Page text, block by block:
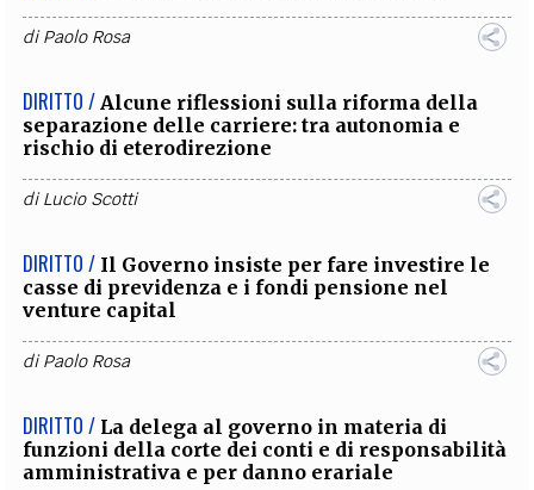
diPaolo Rosa
DIRITTO / Alcune riflessioni sulla riforma della
separazione delle carriere: tra autonomia e
rischio di eterodirezione
diLucio Scotti
DIRITTO / Il Governo insiste per fare investire le
casse di previdenza e i fondi pensione nel
venture capital
diPaolo Rosa
DIRITTO / La delega al governo in materia di
funzioni della corte dei conti e di responsabilità
amministrativa e per danno erariale